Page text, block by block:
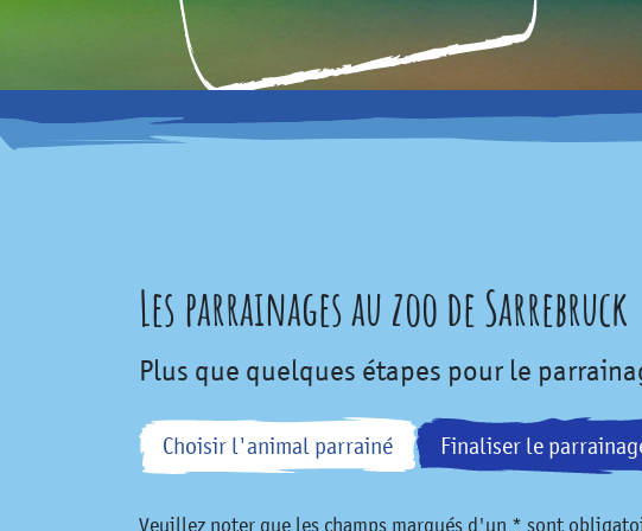
Les parrainages au zoo de Sarrebruck
Plus que quelques étapes pour le
Choisir l'animal parrainé Finaliser le
Veuillez noter que les champs marqués d'un * sont